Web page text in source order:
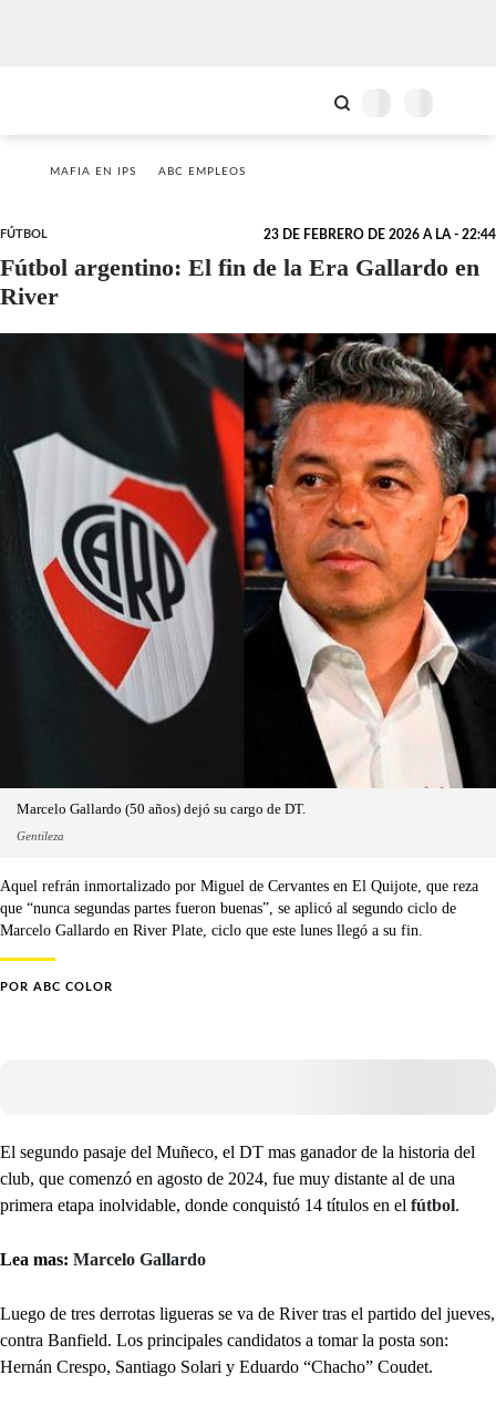
MAFIA EN IPS ABC EMPLEOS
FÚTBOL 23 DE FEBRERO DE 2026 A LA - 22:44
Fútbol argentino: El fin de la Era Gallardo en
River
Marcelo Gallardo (50 años) dejó su cargo de DT.
Gentileza
Aquel refrán inmortalizado por Miguel de Cervantes en El Quijote, que reza
que “nunca segundas partes fueron buenas”, se aplicó al segundo ciclo de
Marcelo Gallardo en River Plate, ciclo que este lunes llegó a su fin.
POR ABC COLOR
El segundo pasaje del Muñeco, el DT mas ganador de la historia del
club, que comenzó en agosto de 2024, fue muy distante al de una
primera etapa inolvidable, donde conquistó 14 títulos en el fútbol.
Lea mas: Marcelo Gallardo
Luego de tres derrotas ligueras se va de River tras el partido del jueves,
contra Banfield. Los principales candidatos a tomar la posta son:
Hernán Crespo, Santiago Solari y Eduardo “Chacho” Coudet.